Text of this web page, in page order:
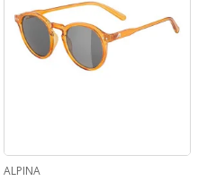
ALPINA